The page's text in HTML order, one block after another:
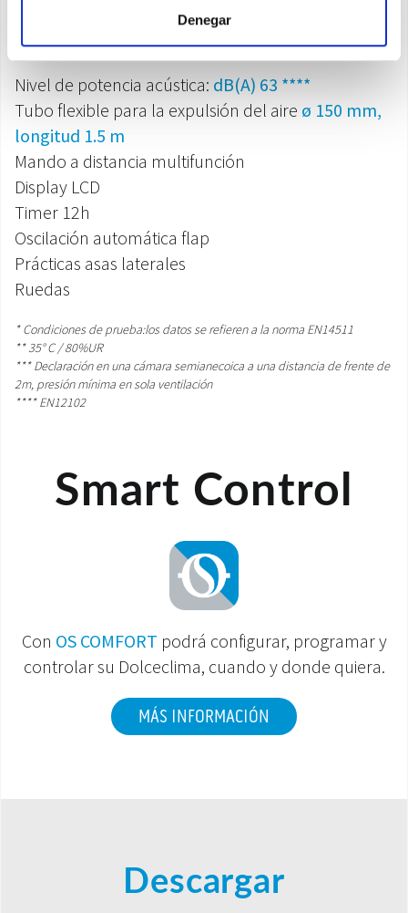
Denegar
Nivel de presión sonora: min-max
***
Nivel de potencia acústica: dB(A) 63 ****
Tubo flexible para la expulsión del aire ø 150 mm,
longitud 1.5 m
Mando a distancia multifunción
Display LCD
Timer 12h
Oscilación automática flap
Prácticas asas laterales
Ruedas
* Condiciones de prueba:los datos se refieren a la norma EN14511
** 35° C / 80%UR
*** Declaración en una cámara semianecoica a una distancia de frente de
2m, presión mínima en sola ventilación
**** EN12102
Smart Control
Con OS COMFORT podrá configurar, programar y
controlar su Dolceclima, cuando y donde quiera.
MÁS INFORMACIÓN
Descargar